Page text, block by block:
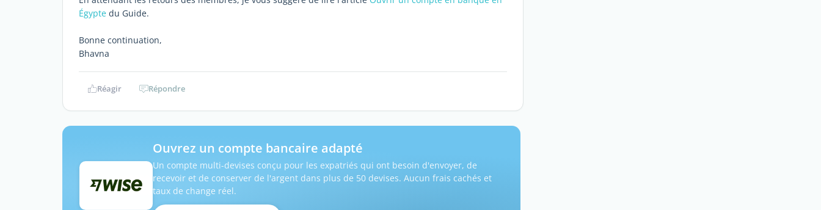
Égypte du Guide.
Bonne continuation,
Bhavna
Réagir Répondre
Ouvrez un compte bancaire adapté
Un compte multi-devises conçu pour les expatriés qui ont besoin d'envoyer, de
recevoir et de conserver de l'argent dans plus de 50 devises. Aucun frais cachés et
taux de change réel.